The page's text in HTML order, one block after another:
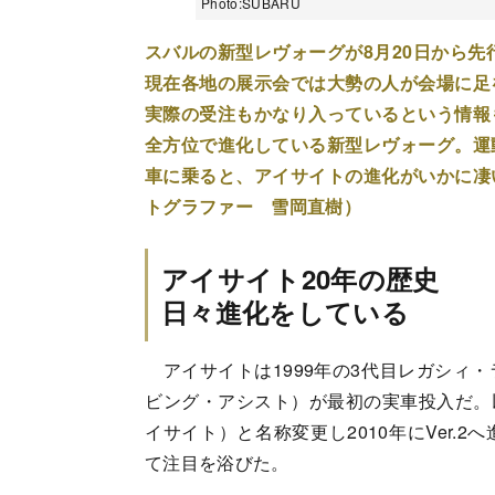
スバルの新型レヴォーグが8月20日から
現在各地の展示会では大勢の人が会場に
実際の受注もかなり入っているという情
全方位で進化している新型レヴォーグ。
車に乗ると、アイサイトの進化がいかに
トグラファー 雪岡直樹）
アイサイト20年の歴史
日々進化をしている
アイサイトは1999年の3代目レガシィ
ビング・アシスト）が最初の実車投入だ
イサイト）と名称変更し2010年にVer.2
て注目を浴びた。